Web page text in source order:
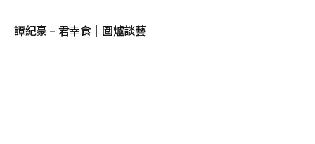
譚紀豪 – 君幸食｜圍爐談藝